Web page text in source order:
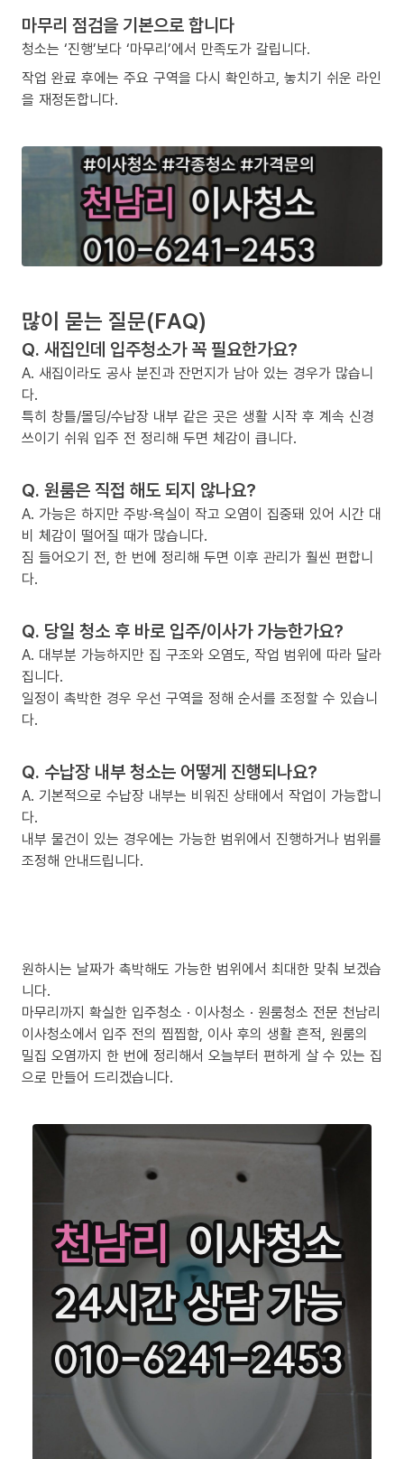
마무리 점검을 기본으로 합니다
청소는 ‘진행’보다 ‘마무리’에서 만족도가 갈립니다.
작업 완료 후에는 주요 구역을 다시 확인하고, 놓치기 쉬운 라인
을 재정돈합니다.
많이 묻는 질문(FAQ)
Q. 새집인데 입주청소가 꼭 필요한가요?
A. 새집이라도 공사 분진과 잔먼지가 남아 있는 경우가 많습니
다.
특히 창틀/몰딩/수납장 내부 같은 곳은 생활 시작 후 계속 신경
쓰이기 쉬워 입주 전 정리해 두면 체감이 큽니다.
Q. 원룸은 직접 해도 되지 않나요?
A. 가능은 하지만 주방·욕실이 작고 오염이 집중돼 있어 시간 대
비 체감이 떨어질 때가 많습니다.
짐 들어오기 전, 한 번에 정리해 두면 이후 관리가 훨씬 편합니
다.
Q. 당일 청소 후 바로 입주/이사가 가능한가요?
A. 대부분 가능하지만 집 구조와 오염도, 작업 범위에 따라 달라
집니다.
일정이 촉박한 경우 우선 구역을 정해 순서를 조정할 수 있습니
다.
Q. 수납장 내부 청소는 어떻게 진행되나요?
A. 기본적으로 수납장 내부는 비워진 상태에서 작업이 가능합니
다.
내부 물건이 있는 경우에는 가능한 범위에서 진행하거나 범위를
조정해 안내드립니다.
원하시는 날짜가 촉박해도 가능한 범위에서 최대한 맞춰 보겠습
니다.
마무리까지 확실한 입주청소 · 이사청소 · 원룸청소 전문 천남리
이사청소에서 입주 전의 찝찝함, 이사 후의 생활 흔적, 원룸의
밀집 오염까지 한 번에 정리해서 오늘부터 편하게 살 수 있는 집
으로 만들어 드리겠습니다.